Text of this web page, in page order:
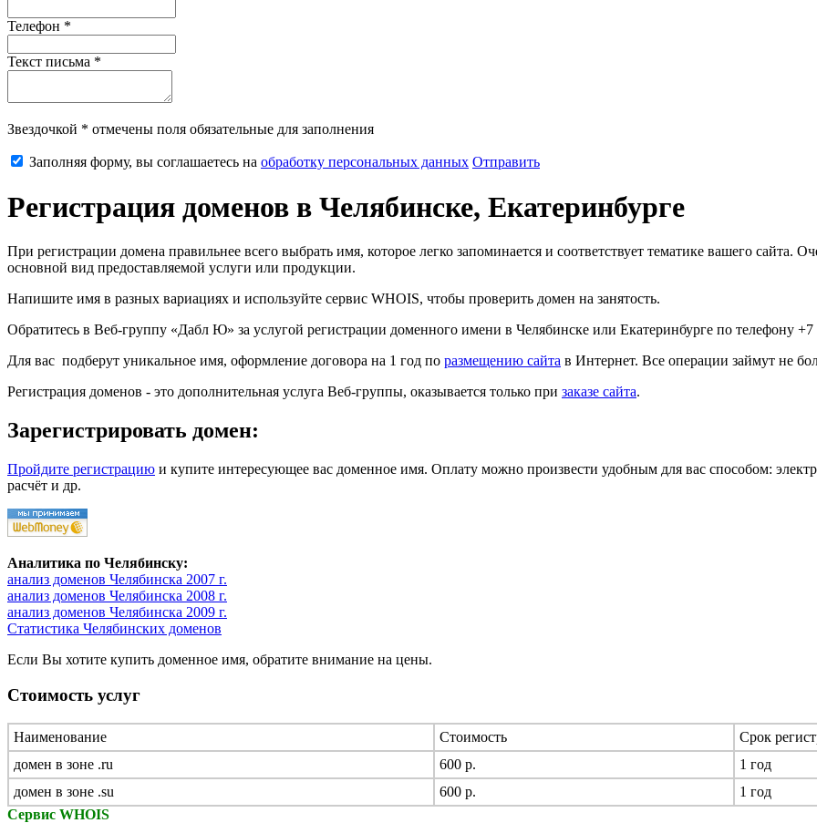
Телефон *
Текст письма *
Звездочкой * отмечены поля обязательные для заполнения
Заполняя форму, вы соглашаетесь на обработку персональных данных Отправить
Регистрация доменов в Челябинске, Екатеринбурге
При регистрации домена правильнее всего выбрать имя, которое легко запоминается и соответствует тематике вашего
основной вид предоставляемой услуги или продукции.
Напишите имя в разных вариациях и используйте сервис WHOIS, чтобы проверить домен на занятость.
Обратитесь в Веб-группу «Дабл Ю» за услугой регистрации доменного имени в Челябинске или Екатеринбурге по телефону +7
Для вас подберут уникальное имя, оформление договора на 1 год по размещению сайта в Интернет. Все операции займут не
Регистрация доменов - это дополнительная услуга Веб-группы, оказывается только при заказе сайта.
Зарегистрировать домен:
Пройдите регистрацию и купите интересующее вас доменное имя. Оплату можно произвести удобным для вас способом:
расчёт и др.
Аналитика по Челябинску:
анализ доменов Челябинска 2007 г.
анализ доменов Челябинска 2008 г.
анализ доменов Челябинска 2009 г.
Статистика Челябинских доменов
Если Вы хотите купить доменное имя, обратите внимание на цены.
Стоимость услуг
Наименование Стоимость
Срок
домен в зоне .ru
600 р.
1 год
домен в зоне .su
600 р.
1 год
Сервис WHOIS